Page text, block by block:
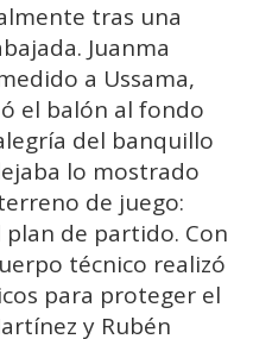
tras una
Juanma
a Ussama,
el balón al fondo
del banquillo
lo mostrado
de juego:
de partido. Con
técnico realizó
para proteger el
y Rubén